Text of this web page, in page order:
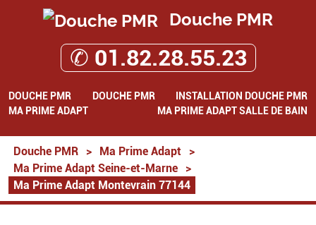
Douche PMR
✆ 01.82.28.55.23
DOUCHE PMR DOUCHE PMR
INSTALLATION DOUCHE PMR
MA PRIME ADAPT
MA PRIME ADAPT SALLE DE BAIN
Douche PMR > Ma Prime Adapt
>
Ma Prime Adapt Seine-et-Marne
>
Ma Prime Adapt Montevrain 77144